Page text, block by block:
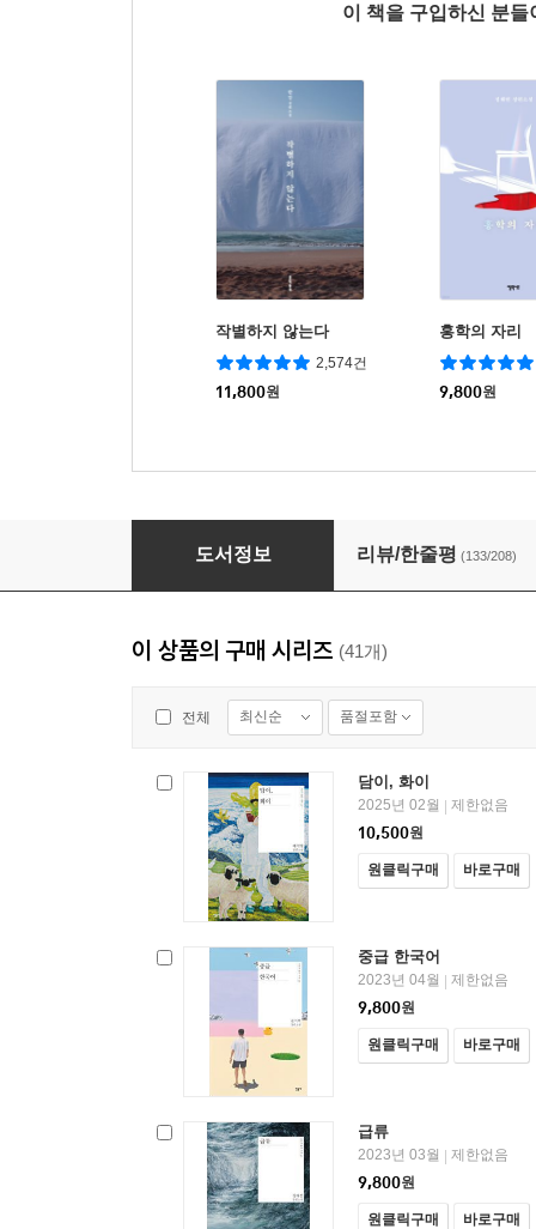
이 책을 구입하신 분
작별하지 않는다
2,574건
11,800원
홍학의 자리
9,800원
딸에 대하여 - 오늘의 젊은 작가 17
도서정보 리뷰/한줄평 (133/208)
이 상품의 구매 시리즈 (41개)
전체 최신순 품절포함
담이, 화이
2025년 02월 | 제한없음
10,500원
원클릭구매 바로구매
중급 한국어
2023년 04월 | 제한없음
9,800원
원클릭구매 바로구매
급류
2023년 03월 | 제한없음
9,800원
원클릭구매 바로구매